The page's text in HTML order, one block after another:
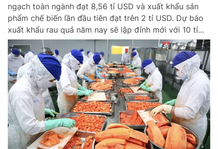
ngạch toàn ngành đạt 8,56 tỉ USD và xuất khẩu sản
phẩm chế biến lần đầu tiên đạt trên 2 tỉ USD. Dự báo
xuất khẩu rau quả năm nay sẽ lập đỉnh mới với 10 tỉ...